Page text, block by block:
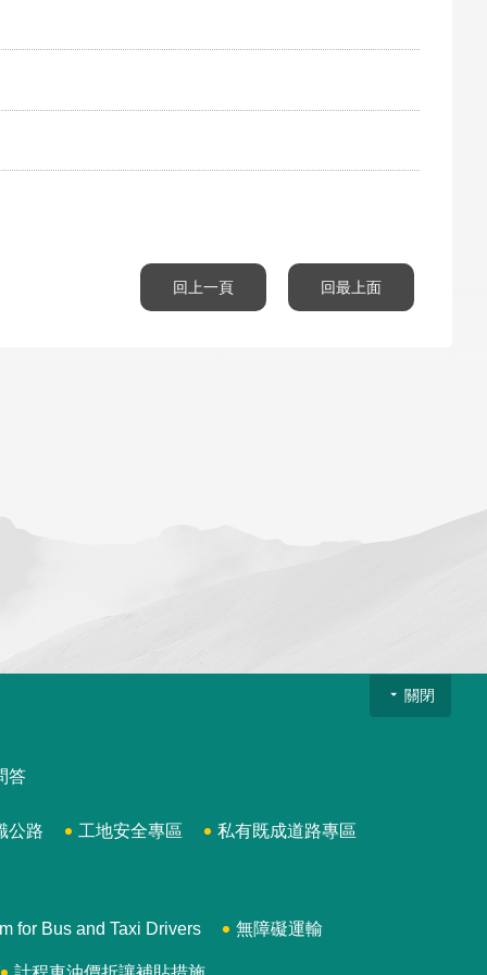
回上一頁 回最上面
關閉
答
公路 工地安全專區 私有既成道路專區
for Bus and Taxi Drivers 無障礙運輸